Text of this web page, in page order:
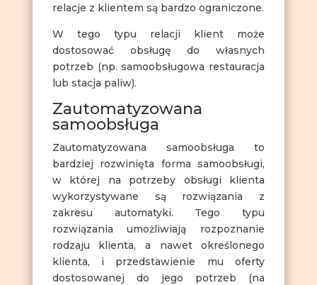
relacje z klientem są bardzo ograniczone.
W tego typu relacji klient może
dostosować obsługę do własnych
potrzeb (np. samoobsługowa restauracja
lub stacja paliw).
Zautomatyzowana
samoobsługa
Zautomatyzowana samoobsługa to
bardziej rozwinięta forma samoobsługi,
w której na potrzeby obsługi klienta
wykorzystywane są rozwiązania z
zakresu automatyki. Tego typu
rozwiązania umożliwiają rozpoznanie
rodzaju klienta, a nawet określonego
klienta, i przedstawienie mu oferty
dostosowanej do jego potrzeb (na